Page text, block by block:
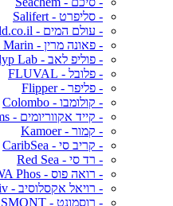
- סליפרט - Salifert
- עולם המים - AquaWorld.co.il
- פאונה מרין - Fauna Marin
- פוליפ לאב - Polyp Lab
- פלובל - FLUVAL
- פליפר - Flipper
- קולומבו - Colombo
- קייד אקווריומים - CADE Aquariums
- קמור - Kamoer
- קריב סי - CaribSea
- רד סי - Red Sea
- רואה פוס - ROWA Phos
- רויאל אקסלוסיב - Royal Exclusiv
- רוסמונט - ROSSMONT